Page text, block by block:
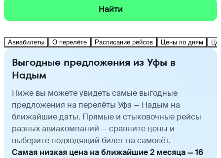
Найти
Авиабилеты О перелёте Расписание рейсов Цены по дням
Выгодные предложения из Уфы в
Надым
Ниже вы можете увидеть самые выгодные
предложения на перелёты Уфа — Надым на
ближайшие даты. Прямые и стыковочные рейсы
разных авиакомпаний — сравните цены и
выберите подходящий билет на самолёт.
Самая низкая цена на ближайшие 2 месяца — 16